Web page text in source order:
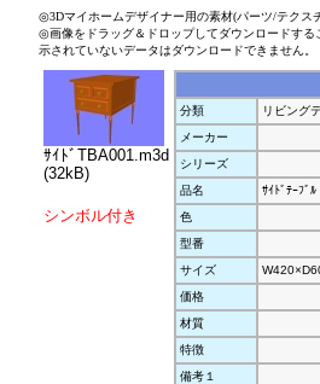
◎3Dマイホームデザイナー用の素材(パーツ/テクス
◎画像をドラッグ＆ドロップしてダウンロードす
示されていないデータはダウンロードできません。
ｻｲﾄﾞTBA001.m3d
(32kB)
シンボル付き
分類
リビング
メーカー
シリーズ
品名
ｻｲﾄﾞﾃｰﾌﾞﾙ
色
型番
サイズ
価格
材質
特徴
備考１